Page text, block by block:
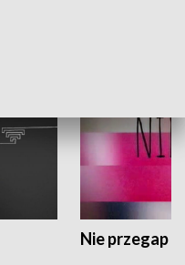
Nie przegap